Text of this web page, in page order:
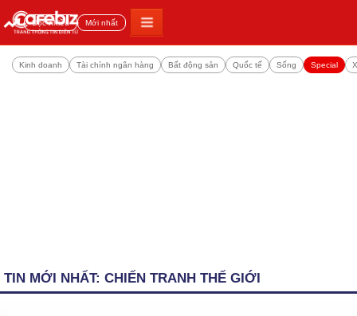
Đọc nhiều Mới nhất
Kinh doanh Tài chính ngân hàng Bất động sản Quốc tế Sống Special
TIN MỚI NHẤT: CHIẾN TRANH THẾ GIỚI